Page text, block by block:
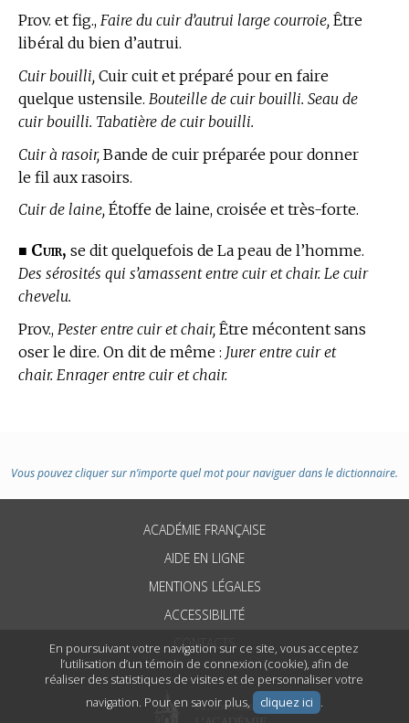
En poursuivant votre navigation sur ce site, vous acceptez
l’utilisation d’un témoin de connexion (cookie), afin de
réaliser des statistiques de visites et de personnaliser votre
navigation. Pour en savoir plus,
cliquez ici .
Prov. et fig., Faire du cuir d’autrui large courroie, Être
libéral du bien d’autrui.
Cuir bouilli, Cuir cuit et préparé pour en faire
quelque ustensile. Bouteille de cuir bouilli. Seau de
cuir bouilli. Tabatière de cuir bouilli.
Cuir à rasoir, Bande de cuir préparée pour donner
le fil aux rasoirs.
Cuir de laine, Étoffe de laine, croisée et très-forte.
■ Cuir, se dit quelquefois de La peau de l’homme.
Des sérosités qui s’amassent entre cuir et chair. Le cuir
chevelu.
Prov., Pester entre cuir et chair, Être mécontent sans
oser le dire. On dit de même : Jurer entre cuir et
chair. Enrager entre cuir et chair.
Vous pouvez cliquer sur n’importe quel mot pour naviguer dans le dictionnaire.
ACADÉMIE FRANÇAISE
AIDE EN LIGNE
MENTIONS LÉGALES
ACCESSIBILITÉ
CONTACTS